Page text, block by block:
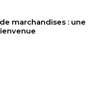
marchandises : une